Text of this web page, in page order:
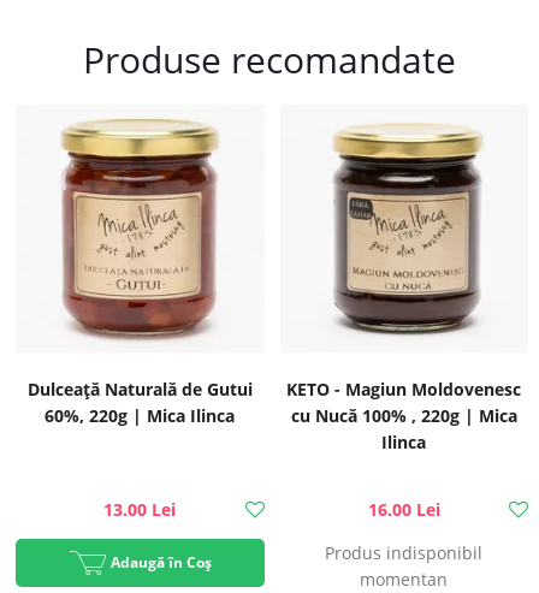
Produse recomandate
Dulceață Naturală de Gutui
60%, 220g | Mica Ilinca
13.00 Lei
Adaugă în Coș
KETO - Magiun Moldovenesc
cu Nucă 100% , 220g | Mica
Ilinca
16.00 Lei
Produs indisponibil
momentan